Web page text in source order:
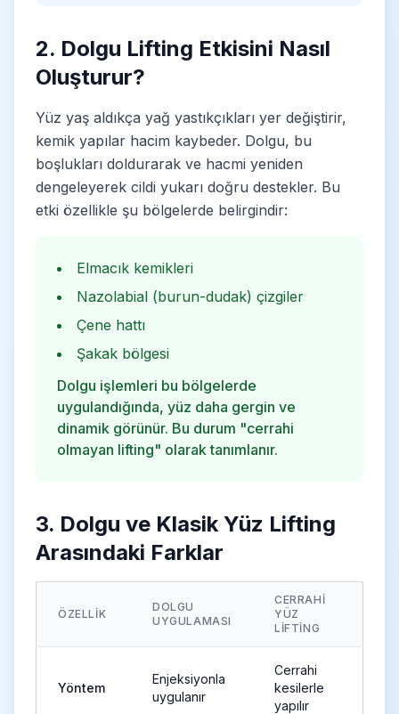
2. Dolgu Lifting Etkisini Nasıl
Oluşturur?
Yüz yaş aldıkça yağ yastıkçıkları yer değiştirir,
kemik yapılar hacim kaybeder. Dolgu, bu
boşlukları doldurarak ve hacmi yeniden
dengeleyerek cildi yukarı doğru destekler. Bu
etki özellikle şu bölgelerde belirgindir:
Elmacık kemikleri
Nazolabial (burun-dudak) çizgiler
Çene hattı
Şakak bölgesi
Dolgu işlemleri bu bölgelerde
uygulandığında, yüz daha gergin ve
dinamik görünür. Bu durum "cerrahi
olmayan lifting" olarak tanımlanır.
3. Dolgu ve Klasik Yüz Lifting
Arasındaki Farklar
ÖZELLIK
DOLGU
UYGULAMASI
CERRAHI
YÜZ
LIFTING
Yöntem
Enjeksiyonla
uygulanır
Cerrahi
kesilerle
yapılır